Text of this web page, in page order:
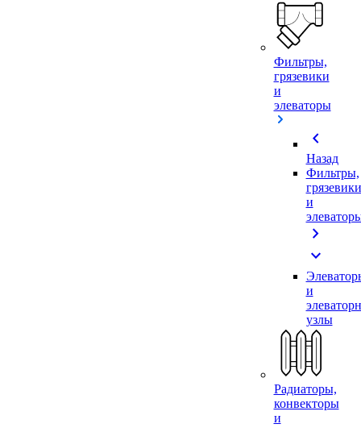
Фильтры,
грязевики
и
элеваторы
chevron_left
Назад
Фильтры,
грязевики
и
chevron_right
expand_more
и
узлы
Радиаторы,
конвекторы
и